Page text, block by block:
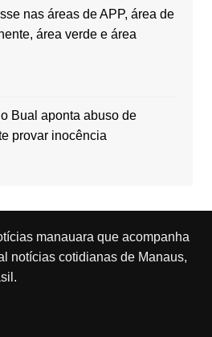
nas áreas de APP, área de
área verde e área
Bual aponta abuso de
provar inocência
manauara que acompanha
notícias cotidianas de Manaus,